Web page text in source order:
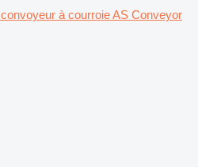
convoyeur à courroie AS Conveyor